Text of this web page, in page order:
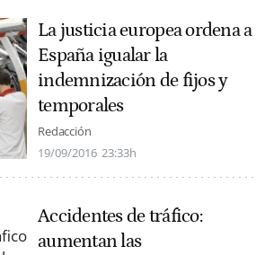
La justicia europea ordena a
España igualar la
indemnización de fijos y
temporales
Redacción
19/09/2016 23:33h
Accidentes de tráfico:
aumentan las